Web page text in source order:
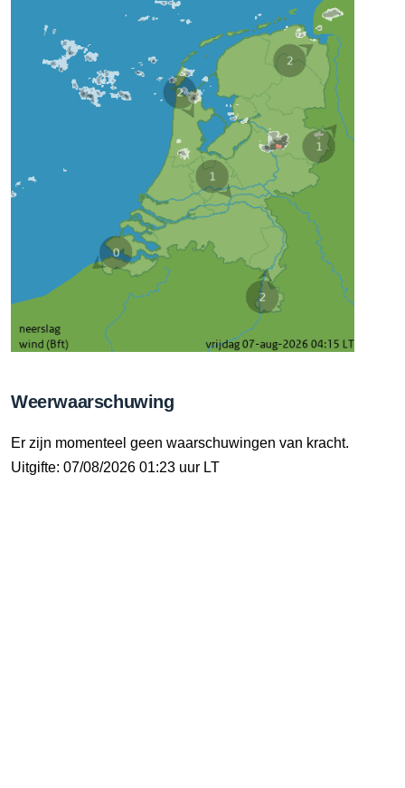
Weerwaarschuwing
Er zijn momenteel geen waarschuwingen van kracht.
Uitgifte: 07/08/2026 01:23 uur LT